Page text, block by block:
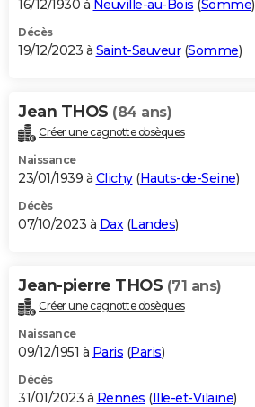
16/12/1930 à Neuville-au-Bois (Somme)
Décès
19/12/2023 à Saint-Sauveur(Somme)
Jean THOS (84 ans)
Créer une cagnotte obsèques
Naissance
23/01/1939 à Clichy(Hauts-de-Seine)
Décès
07/10/2023 à Dax(Landes)
Jean-pierre THOS (71 ans)
Créer une cagnotte obsèques
Naissance
09/12/1951 à Paris (Paris)
Décès
31/01/2023 à Rennes (Ille-et-Vilaine)